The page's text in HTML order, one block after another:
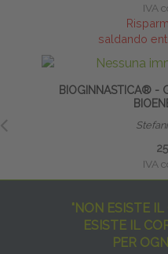
IVA
saldando
BIOGINNASTICA® -
IVA
"NON ESISTE
ESISTE IL
PER